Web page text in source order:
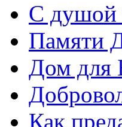
С душой
Памяти
Дом для
Как